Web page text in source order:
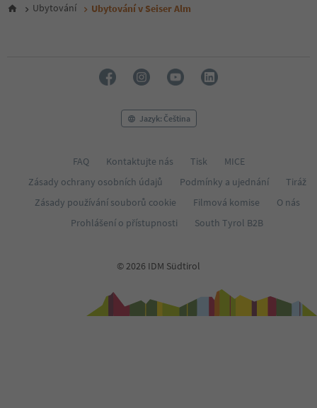
Ubytování Ubytování v Seiser Alm
Jazyk: Čeština
FAQ Kontaktujte nás Tisk
MICE
Zásady ochrany osobních údajů
Podmínky a ujednání
Tiráž
Zásady používání souborů cookie
Filmová komise
O nás
Prohlášení o přístupnosti
South Tyrol B2B
© 2026 IDM Südtirol